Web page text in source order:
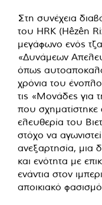
Στη συνέχεια
του HRK (Hêzên
μεγάφωνο ενός
«Δυνάμεων
όπως
χρόνια του
τις «Μονάδες για
που
ελευθερία του
στόχο να
ανεξαρτησία, μια
και ενότητα με
ενάντια στον
αποικιακό